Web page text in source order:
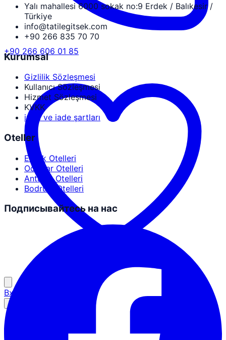
+90 266 606 01 85
Вход для партнёров
Yalı mahallesi 6000 sokak no:9 Erdek / Balıkesir /
Türkiye
info@tatilegitsek.com
+90 266 835 70 70
Kurumsal
Gizlilik Sözleşmesi
Kullanıcı Sözleşmesi
Hizmet Sözleşmesi
KVKK
iptal ve iade şartları
Oteller
Erdek Otelleri
Ocaklar Otelleri
Antalya Otelleri
Bodrum Otelleri
Подписывайтесь на нас